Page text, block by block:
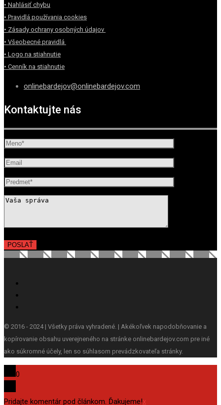
• Nahlásiť chybu
• Pravidlá používania cookies
• Zásady ochrany osobných údajov
• Všeobecné pravidlá
• Logo na stiahnutie
• Cenník na stiahnutie
onlinebardejov@onlinebardejov.com
Kontaktujte nás
© 2016 - 2024 | Všetky práva vyhradené. | Akékoľvek napodobňovanie a
kopírovanie obsahu uverejneného na stránke onlinebardejov.com pre iné
ako súkromné účely, len so súhlasom prevádzkovateľa stránky.
0
Pridajte komentár pod článkom. Ďakujeme!x